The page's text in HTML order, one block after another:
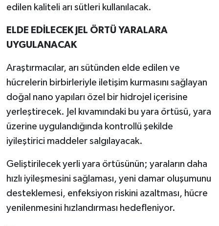
edilen kaliteli arı sütleri kullanılacak.
ELDE EDİLECEK JEL ÖRTÜ YARALARA
UYGULANACAK
Araştırmacılar, arı sütünden elde edilen ve
hücrelerin birbirleriyle iletişim kurmasını sağlayan
doğal nano yapıları özel bir hidrojel içerisine
yerleştirecek. Jel kıvamındaki bu yara örtüsü, yara
üzerine uygulandığında kontrollü şekilde
iyileştirici maddeler salgılayacak.
Geliştirilecek yerli yara örtüsünün; yaraların daha
hızlı iyileşmesini sağlaması, yeni damar oluşumunu
desteklemesi, enfeksiyon riskini azaltması, hücre
yenilenmesini hızlandırması hedefleniyor.